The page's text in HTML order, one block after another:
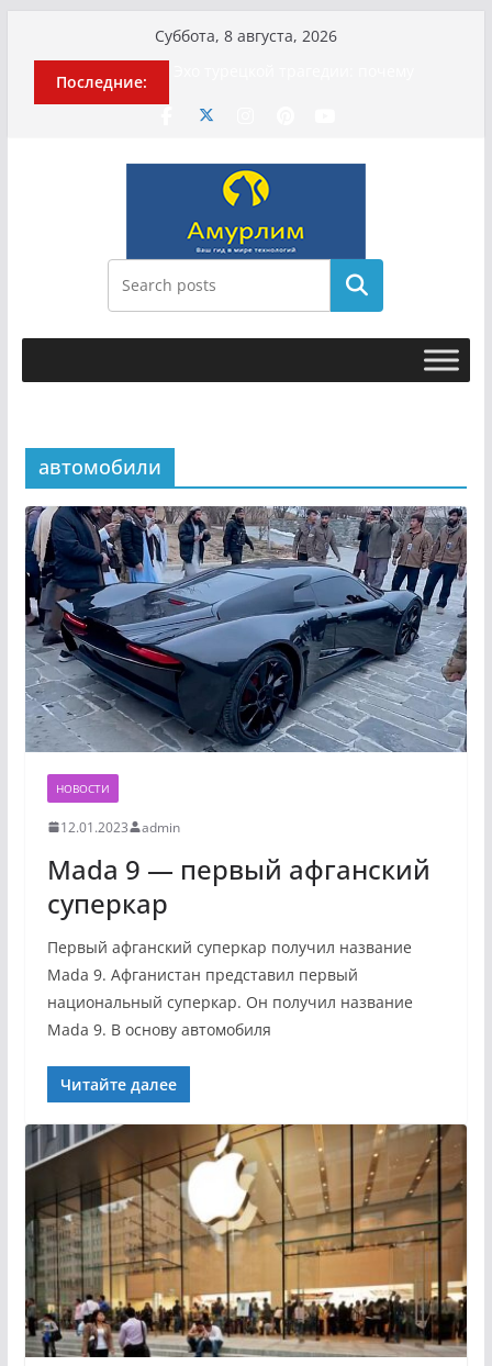
содержимому
Суббота, 8 августа, 2026
Последние:
МотоТани?
приговорили к четырём годам
Илью Ремесло задержали по делу о
фейках о российской армии
Новые криминальные хроники
связали Диану Шурыгину и Настю
История о том, как «Пухососы»
улетели к чужому дяде
Поиск
автомобили
НОВОСТИ
12.01.2023 admin
Mada 9 — первый афганский
суперкар
Первый афганский суперкар получил название
Mada 9. Афганистан представил первый
национальный суперкар. Он получил название
Mada 9. В основу автомобиля
Читайте далее